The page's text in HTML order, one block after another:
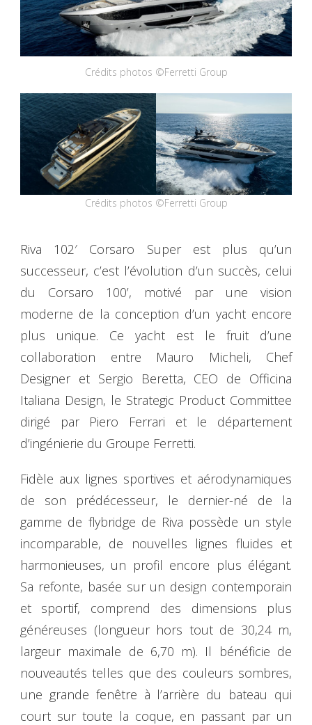
Crédits photos ©Ferretti Group
Crédits photos ©Ferretti Group
Riva 102′ Corsaro Super est plus qu’un
successeur, c’est l’évolution d’un succès, celui
du Corsaro 100’, motivé par une vision
moderne de la conception d’un yacht encore
plus unique. Ce yacht est le fruit d’une
collaboration entre Mauro Micheli, Chef
Designer et Sergio Beretta, CEO de Officina
Italiana Design, le Strategic Product Committee
dirigé par Piero Ferrari et le département
d’ingénierie du Groupe Ferretti.
Fidèle aux lignes sportives et aérodynamiques
de son prédécesseur, le dernier-né de la
gamme de flybridge de Riva possède un style
incomparable, de nouvelles lignes fluides et
harmonieuses, un profil encore plus élégant.
Sa refonte, basée sur un design contemporain
et sportif, comprend des dimensions plus
généreuses (longueur hors tout de 30,24 m,
largeur maximale de 6,70 m). Il bénéficie de
nouveautés telles que des couleurs sombres,
une grande fenêtre à l’arrière du bateau qui
court sur toute la coque, en passant par un